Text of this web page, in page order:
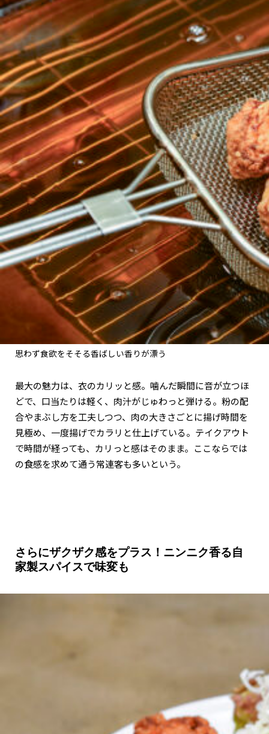
思わず食欲をそそる香ばしい香りが漂う
最大の魅力は、衣のカリッと感。噛んだ瞬間に音が立つほ
どで、口当たりは軽く、肉汁がじゅわっと弾ける。粉の配
合やまぶし方を工夫しつつ、肉の大きさごとに揚げ時間を
見極め、一度揚げでカラリと仕上げている。テイクアウト
で時間が経っても、カリっと感はそのまま。ここならでは
の食感を求めて通う常連客も多いという。
さらにザクザク感をプラス！ニンニク香る自
家製スパイスで味変も